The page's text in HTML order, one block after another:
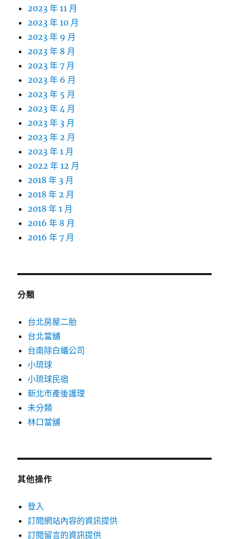
2023 年 11 月
2023 年 10 月
2023 年 9 月
2023 年 8 月
2023 年 7 月
2023 年 6 月
2023 年 5 月
2023 年 4 月
2023 年 3 月
2023 年 2 月
2023 年 1 月
2022 年 12 月
2018 年 3 月
2018 年 2 月
2018 年 1 月
2016 年 8 月
2016 年 7 月
分類
台北房屋二胎
台北當舖
台南除白蟻公司
小琉球
小琉球民宿
新北市產後護理
未分類
林口當舖
其他操作
登入
訂閱網站內容的資訊提供
訂閱留言的資訊提供